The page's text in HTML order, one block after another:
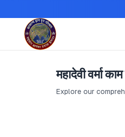
महादेवी वर्मा
Explore our